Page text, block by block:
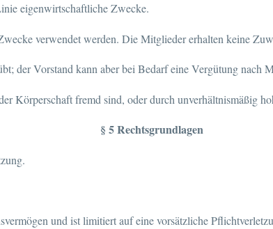
eigenwirtschaftliche Zwecke.
verwendet werden. Die Mitglieder erhalten keine
der Vorstand kann aber bei Bedarf eine Vergütung nach
Körperschaft fremd sind, oder durch unverhältnismäßig
§ 5 Rechtsgrundlagen
und ist limitiert auf eine vorsätzliche